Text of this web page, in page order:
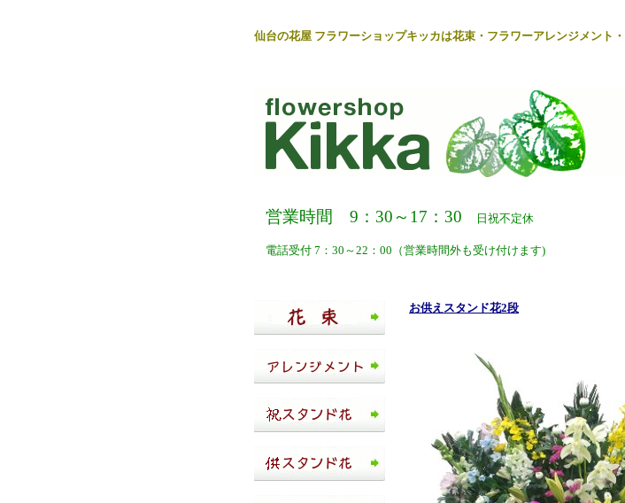
仙台の花屋 フラワーショップキッカは花束 ・ フラワーアレンジメント ・
営業時間 9：30～17：30 日祝不定休
電話受付 7：30～22：00（営業時間外も受け付けます)
お供えスタンド花2段